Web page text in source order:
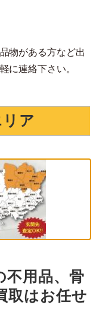
物がある方など出
に連絡下さい。
ア
不用品、骨
取はお任せ